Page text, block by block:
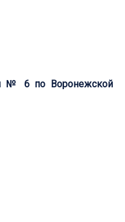
№ 6 по Воронежской